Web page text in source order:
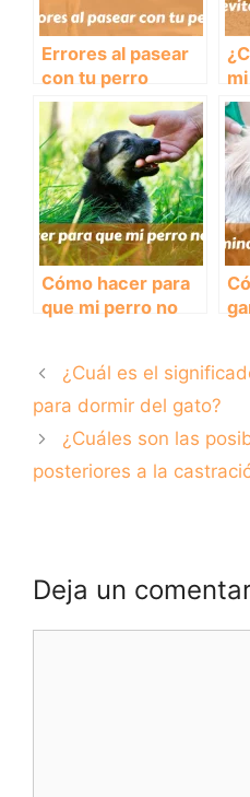
Errores al pasear
con tu perro
Cómo hacer para
que mi perro no
¿Cuál es el
para dormir del gato?
¿Cuáles son las
posteriores a la
Deja un